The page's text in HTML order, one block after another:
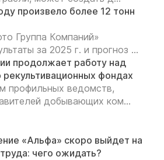
произвело более 12 тонн
Группа Компаний»
за 2025 г. и прогноз ...
продолжает работу над
фондах
профильных ведомств,
добывающих ком...
«Альфа» скоро выйдет на
чего ожидать?